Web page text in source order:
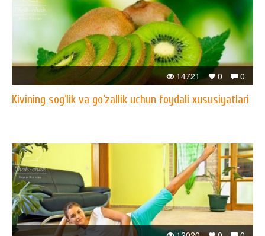
0
0
14721
Kivining sog‘lik va go‘zallik uchun foydali xususiyatlari